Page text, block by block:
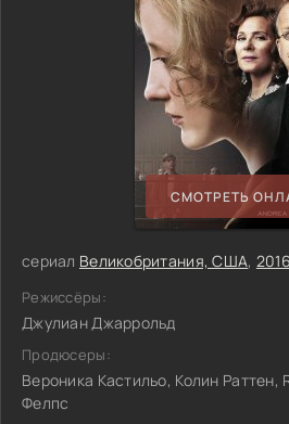
СМОТРЕТЬ
сериал Великобритания, США, 2016
Режиссёры:
Джулиан Джаррольд
Продюсеры:
Вероника Кастильо, Колин Раттен,
Фелпс